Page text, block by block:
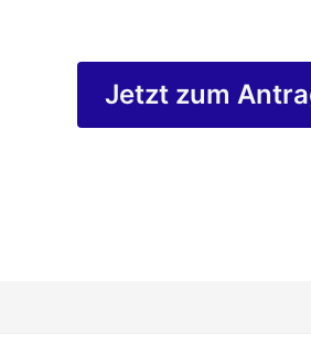
Jetzt zum